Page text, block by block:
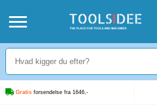
Gratis forsendelse fra 1646,-